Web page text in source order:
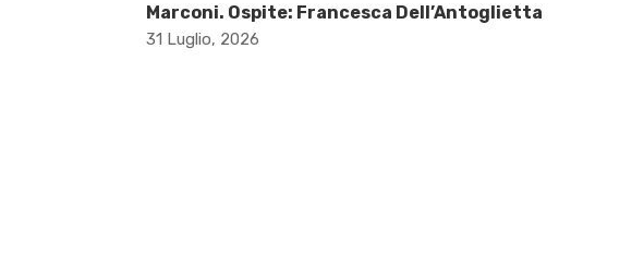
Marconi. Ospite: Francesca Dell’Antoglietta
31 Luglio, 2026